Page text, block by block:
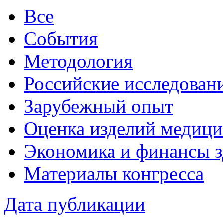
Все
События
Методология
Российские
Зарубежный опыт
Оценка изделий
Экономика и финансы
Материалы конгресса
Дата публикации